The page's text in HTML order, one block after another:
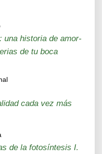
una historia de amor-
de tu boca
cada vez más
de la fotosíntesis I.